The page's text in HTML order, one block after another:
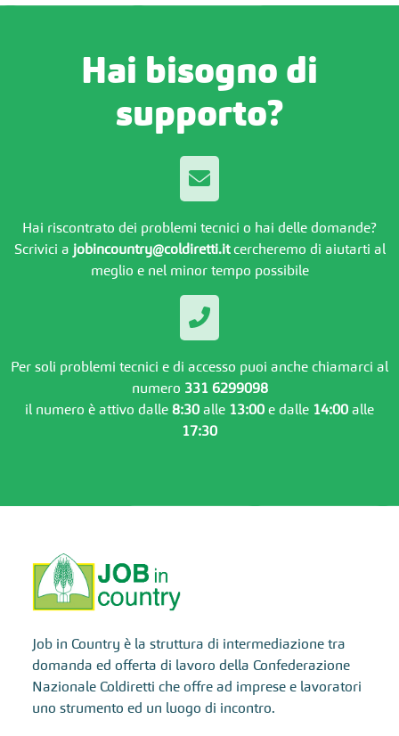
Hai bisogno di
supporto?
Hai riscontrato dei problemi tecnici o hai delle domande?
Scrivici a jobincountry@coldiretti.itcercheremo di aiutarti al
meglio e nel minor tempo possibile
Per soli problemi tecnici e di accesso puoi anche chiamarci al
numero 331 6299098
il numero è attivo dalle 8:30 alle 13:00 e dalle 14:00 alle
17:30
Job in Country è la struttura di intermediazione tra
domanda ed offerta di lavoro della Confederazione
Nazionale Coldiretti che offre ad imprese e lavoratori
uno strumento ed un luogo di incontro.